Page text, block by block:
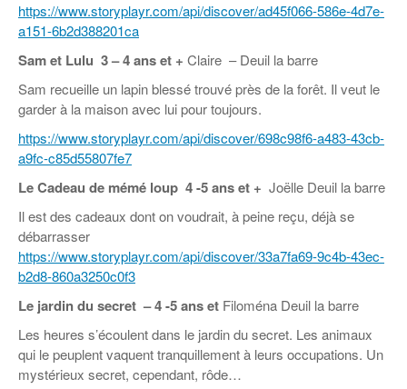
https://www.storyplayr.com/api/discover/ad45f066-586e-4d7e-
a151-6b2d388201ca
Sam et Lulu 3 – 4 ans et + Claire – Deuil la barre
Sam recueille un lapin blessé trouvé près de la forêt. Il veut le
garder à la maison avec lui pour toujours.
https://www.storyplayr.com/api/discover/698c98f6-a483-43cb-
a9fc-c85d55807fe7
Le Cadeau de mémé loup 4 -5 ans et + Joëlle Deuil la barre
Il est des cadeaux dont on voudrait, à peine reçu, déjà se
débarrasser
https://www.storyplayr.com/api/discover/33a7fa69-9c4b-43ec-
b2d8-860a3250c0f3
Le jardin du secret – 4 -5 ans et Filoména Deuil la barre
Les heures s’écoulent dans le jardin du secret. Les animaux
qui le peuplent vaquent tranquillement à leurs occupations. Un
mystérieux secret, cependant, rôde…